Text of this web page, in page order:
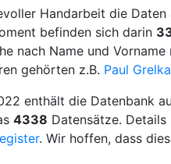
Handarbeit die
befinden sich darin
nach Name und
gehörten z.B. Paul Grelka
enthält die Datenbank
4338 Datensätze.
. Wir hoffen, dass